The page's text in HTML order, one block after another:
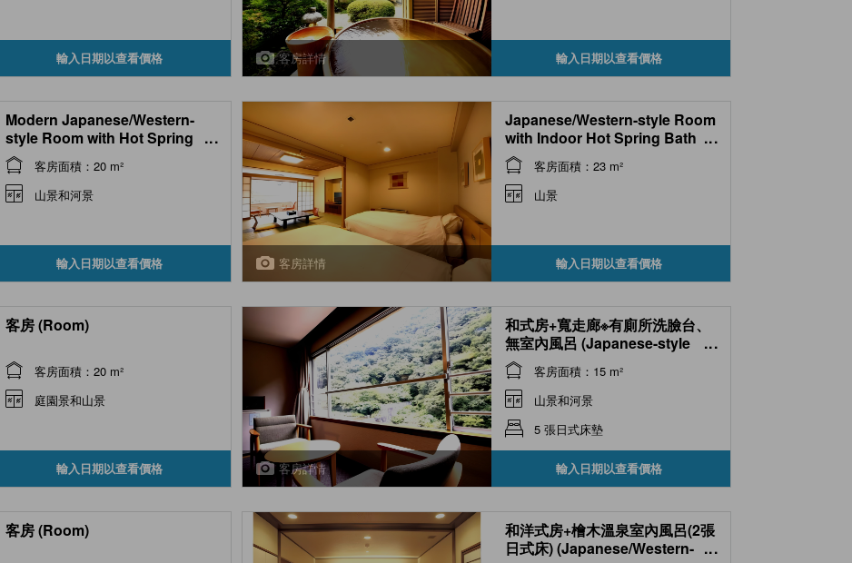
輸入日期以查看價格 客房詳情 輸入日期以查看價格
Modern Japanese/Western-
style Room with Hot Spring
Bath (Sukumotei Type)
...
客房面積：20 m²
山景和河景
輸入日期以查看價格 客房詳情
Japanese/Western-style Room
with Indoor Hot Spring Bath
(Twin Beds)
...
客房面積：23 m²
山景
輸入日期以查看價格
客房 (Room)
客房面積：20 m²
庭園景和山景
輸入日期以查看價格 客房詳情
和式房+寬走廊※有廁所洗臉台、
無室內風呂 (Japanese-style
Room with Hiroen Space *Has
toilet, no indoor bath )
...
客房面積：15 m²
山景和河景
5 張日式床墊
輸入日期以查看價格
客房 (Room)
和洋式房+檜木溫泉室內風呂(2張
日式床) (Japanese/Western- ...